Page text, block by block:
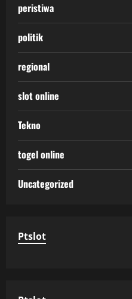
peristiwa
politik
regional
slot online
Tekno
togel online
Uncategorized
Ptslot